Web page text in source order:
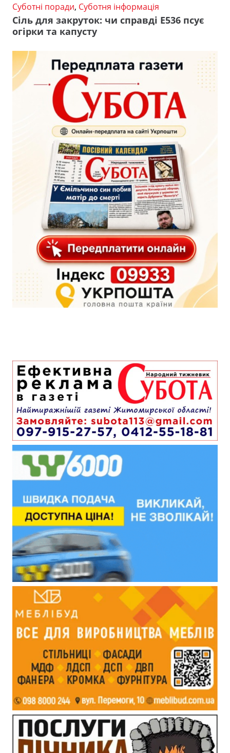
Суботні поради, Суботня інформація
Сіль для закруток: чи справді Е536 псує
огірки та капусту